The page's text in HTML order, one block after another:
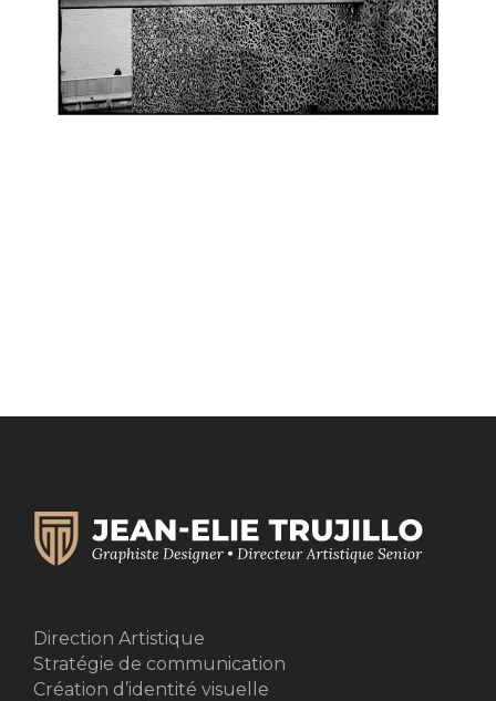
Direction Artistique
Stratégie de communication
Création d’identité visuelle